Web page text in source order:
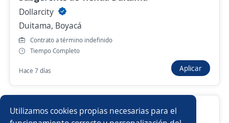
Utilizamos cookies propias necesarias para el
Nuevas ofertas de empleo
Empleos similares
Bachiller
Asesor/a call center ventas Especialista en selección
Oficial administrativo Agente ventas telemarketing
Dollarcity
Duitama, Boyacá
Contrato a término indefinido
Tiempo Completo
Hace 7 días Aplicar
Coordinador Comercial